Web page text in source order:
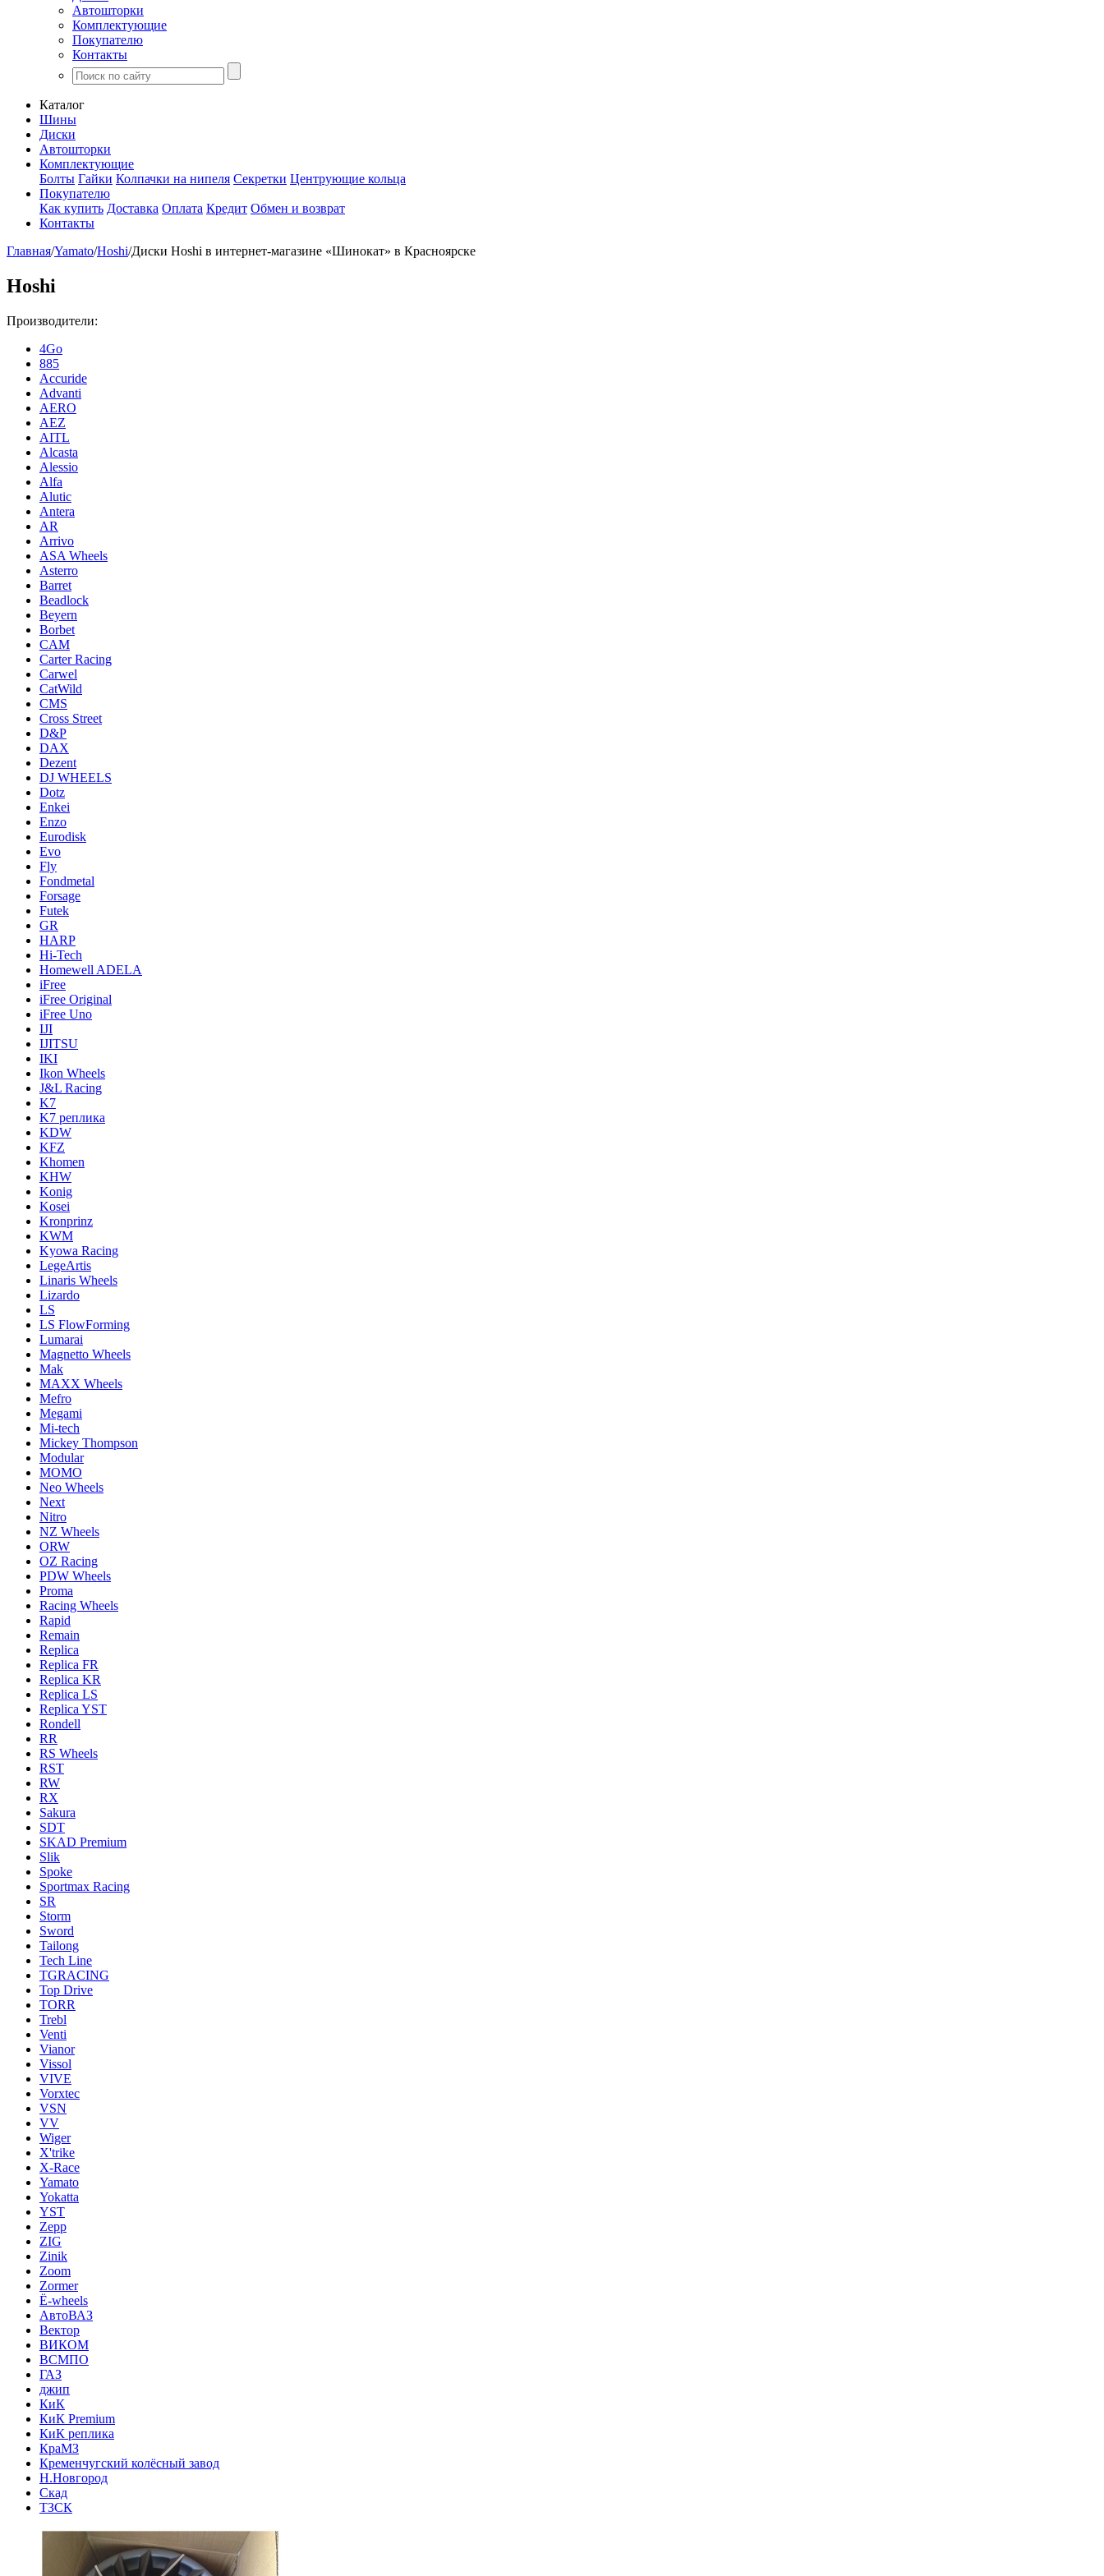
Автошторки
Комплектующие
Покупателю
Контакты
Каталог
Шины
Диски
Автошторки
Комплектующие
Болты Гайки Колпачки на нипеля Секретки Центрующие кольца
Покупателю
Как купить Доставка Оплата Кредит Обмен и возврат
Контакты
Главная/Yamato/Hoshi/Диски Hoshi в интернет-магазине «Шинокат» в Красноярске
Hoshi
Производители:
4Go
885
Accuride
Advanti
AERO
AEZ
AITL
Alcasta
Alessio
Alfa
Alutic
Antera
AR
Arrivo
ASA Wheels
Asterro
Barret
Beadlock
Beyern
Borbet
CAM
Carter Racing
Carwel
CatWild
CMS
Cross Street
D&P
DAX
Dezent
DJ WHEELS
Dotz
Enkei
Enzo
Eurodisk
Evo
Fly
Fondmetal
Forsage
Futek
GR
HARP
Hi-Tech
Homewell ADELA
iFree
iFree Original
iFree Uno
IJI
IJITSU
IKI
Ikon Wheels
J&L Racing
K7
K7 реплика
KDW
KFZ
Khomen
KHW
Konig
Kosei
Kronprinz
KWM
Kyowa Racing
LegeArtis
Linaris Wheels
Lizardo
LS
LS FlowForming
Lumarai
Magnetto Wheels
Mak
MAXX Wheels
Mefro
Megami
Mi-tech
Mickey Thompson
Modular
MOMO
Neo Wheels
Next
Nitro
NZ Wheels
ORW
OZ Racing
PDW Wheels
Proma
Racing Wheels
Rapid
Remain
Replica
Replica FR
Replica KR
Replica LS
Replica YST
Rondell
RR
RS Wheels
RST
RW
RX
Sakura
SDT
SKAD Premium
Slik
Spoke
Sportmax Racing
SR
Storm
Sword
Tailong
Tech Line
TGRACING
Top Drive
TORR
Trebl
Venti
Vianor
Vissol
VIVE
Vorxtec
VSN
VV
Wiger
X'trike
X-Race
Yamato
Yokatta
YST
Zepp
ZIG
Zinik
Zoom
Zormer
Ё-wheels
АвтоВАЗ
Вектор
ВИКОМ
ВСМПО
ГАЗ
джип
КиК
КиК Premium
КиК реплика
КраМЗ
Кременчугский колёсный завод
Н.Новгород
Скад
ТЗСК